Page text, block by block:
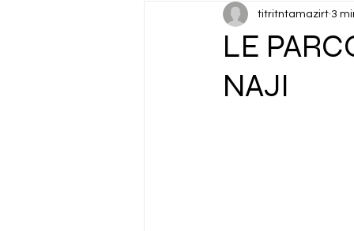
CAN 2025 Cinéma & Arts
Diplomatie
LE
NAJI
titritntamazirt 3